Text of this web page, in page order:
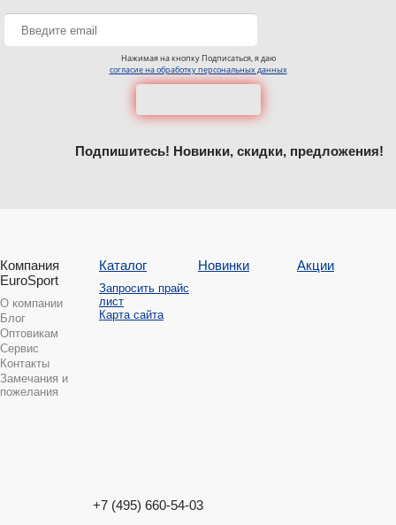
Нажимая на кнопку Подписаться, я даю
согласие на обработку персональных данных
Подпишитесь! Новинки, скидки, предложения!
Компания
EuroSport
О компании
Блог
Оптовикам
Сервис
Контакты
Замечания и
пожелания
Каталог
Запросить прайс
лист
Карта сайта
Новинки Акции
+7 (495) 660-54-03